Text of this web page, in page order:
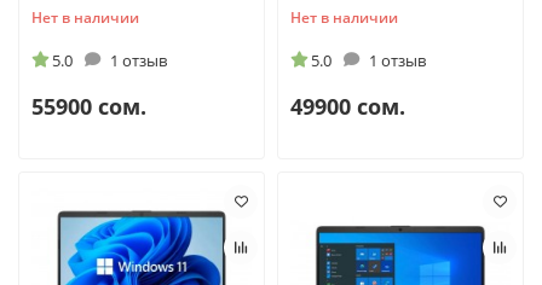
Нет в наличии
5.0 1 отзыв
55900 сом.
Нет в наличии
5.0 1 отзыв
49900 сом.